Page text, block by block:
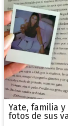
Yate, familia
fotos de sus